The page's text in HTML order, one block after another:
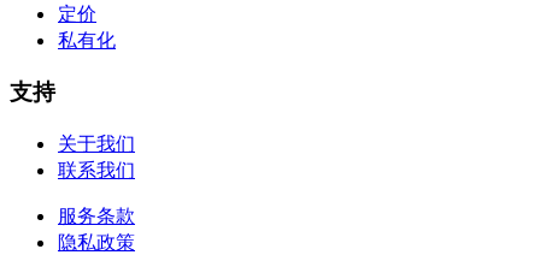
定价
私有化
支持
关于我们
联系我们
服务条款
隐私政策